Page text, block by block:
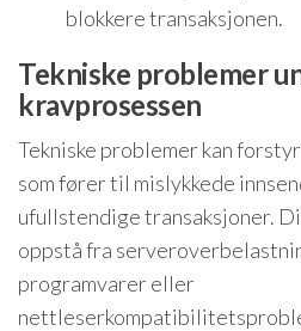
blokkere transaksjonen.
Tekniske problemer
kravprosessen
Tekniske problemer kan
som fører til mislykkede
ufullstendige transaksjoner.
oppstå fra
programvarer eller